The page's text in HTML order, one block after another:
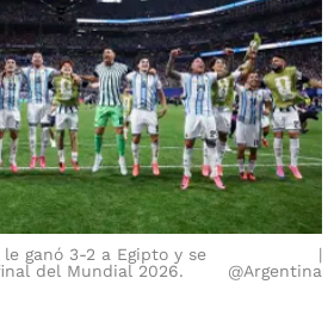
ganó 3-2 a Egipto y se
del Mundial 2026.
@Argentina